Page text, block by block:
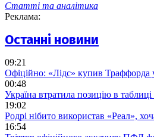
Статті та аналітика
Реклама:
Останні новини
09:21
Офіційно: «Лідс» купив Траффорда
00:48
Україна втратила позицію в
19:02
Родрі нібито використав «Реал»,
16:54